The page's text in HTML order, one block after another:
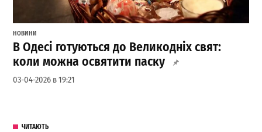
НОВИНИ
В Одесі готуються до Великодніх свят:
коли можна освятити паску
03-04-2026 в 19:21
ЧИТАЮТЬ